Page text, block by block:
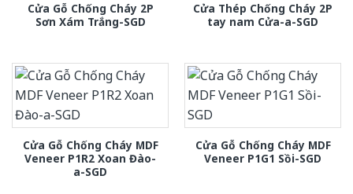
Cửa Gỗ Chống Cháy 2P
Sơn Xám Trắng-SGD
Cửa Thép Chống Cháy 2P
tay nam Cửa-a-SGD
Cửa Gỗ Chống Cháy MDF
Veneer P1R2 Xoan Đào-
a-SGD
Cửa Gỗ Chống Cháy MDF
Veneer P1G1 Sồi-SGD